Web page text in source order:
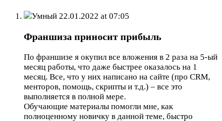
Умный 22.01.2022 at 07:05
Франшиза приносит прибыль
По франшизе я окупил все вложения в 2 раза на 5-ый
месяц работы, что даже быстрее оказалось на 1
месяц. Все, что у них написано на сайте (про CRM,
менторов, помощь, скрипты и т.д.) – все это
выполняется в полной мере.
Обучающие материалы помогли мне, как
полноценному новичку в данной теме, быстро